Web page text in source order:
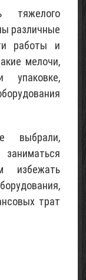
тяжелого
различные
работы и
мелочи,
выбрали,
избежать
трат